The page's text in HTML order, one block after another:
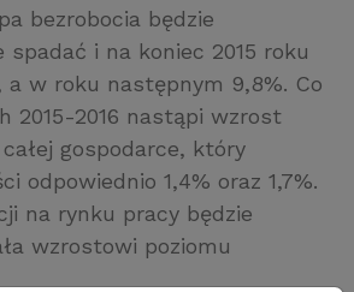
bezrobocia będzie
spadać i na koniec 2015 roku
a w roku następnym 9,8%. Co
2015-2016 nastąpi wzrost
gospodarce, który
odpowiednio 1,4% oraz 1,7%.
na rynku pracy będzie
wzrostowi poziomu